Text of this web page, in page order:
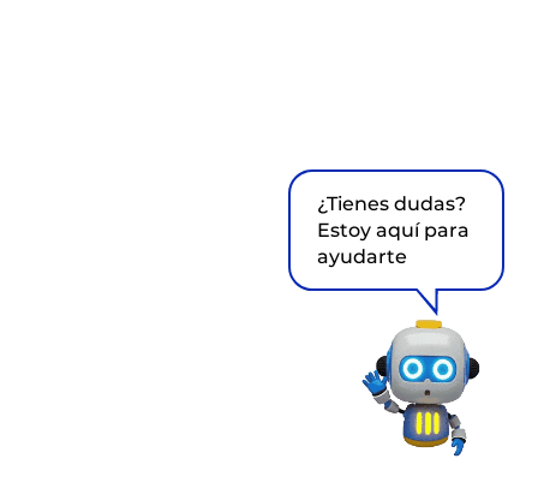
¿Tienes dudas?
Estoy aquí para
ayudarte